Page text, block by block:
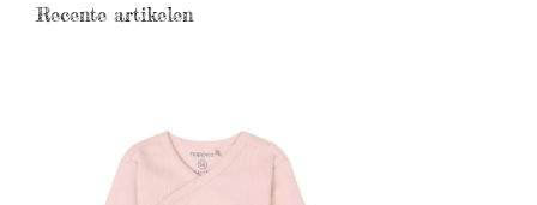
Recente artikelen